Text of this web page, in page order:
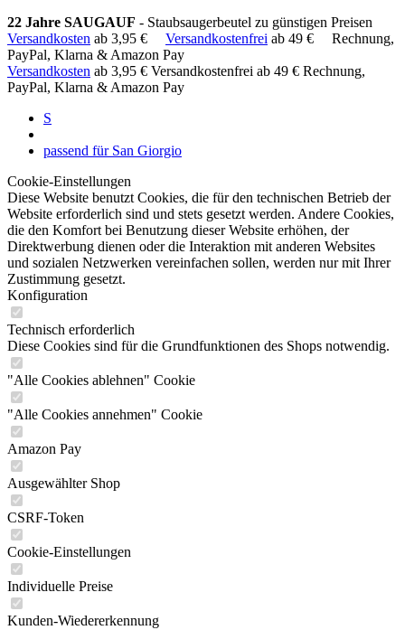
22 Jahre SAUGAUF - Staubsaugerbeutel zu günstigen Preisen
Versandkosten ab 3,95 € Versandkostenfrei ab 49 €
Rechnung,
PayPal, Klarna & Amazon Pay
Versandkosten ab 3,95 € Versandkostenfrei ab 49 € Rechnung,
PayPal, Klarna & Amazon Pay
S
passend für San Giorgio
Cookie-Einstellungen
Diese Website benutzt Cookies, die für den technischen Betrieb der
Website erforderlich sind und stets gesetzt werden. Andere Cookies,
die den Komfort bei Benutzung dieser Website erhöhen, der
Direktwerbung dienen oder die Interaktion mit anderen Websites
und sozialen Netzwerken vereinfachen sollen, werden nur mit Ihrer
Zustimmung gesetzt.
Konfiguration
Technisch erforderlich
Diese Cookies sind für die Grundfunktionen des Shops notwendig.
"Alle Cookies ablehnen" Cookie
"Alle Cookies annehmen" Cookie
Amazon Pay
Ausgewählter Shop
CSRF-Token
Cookie-Einstellungen
Individuelle Preise
Kunden-Wiedererkennung